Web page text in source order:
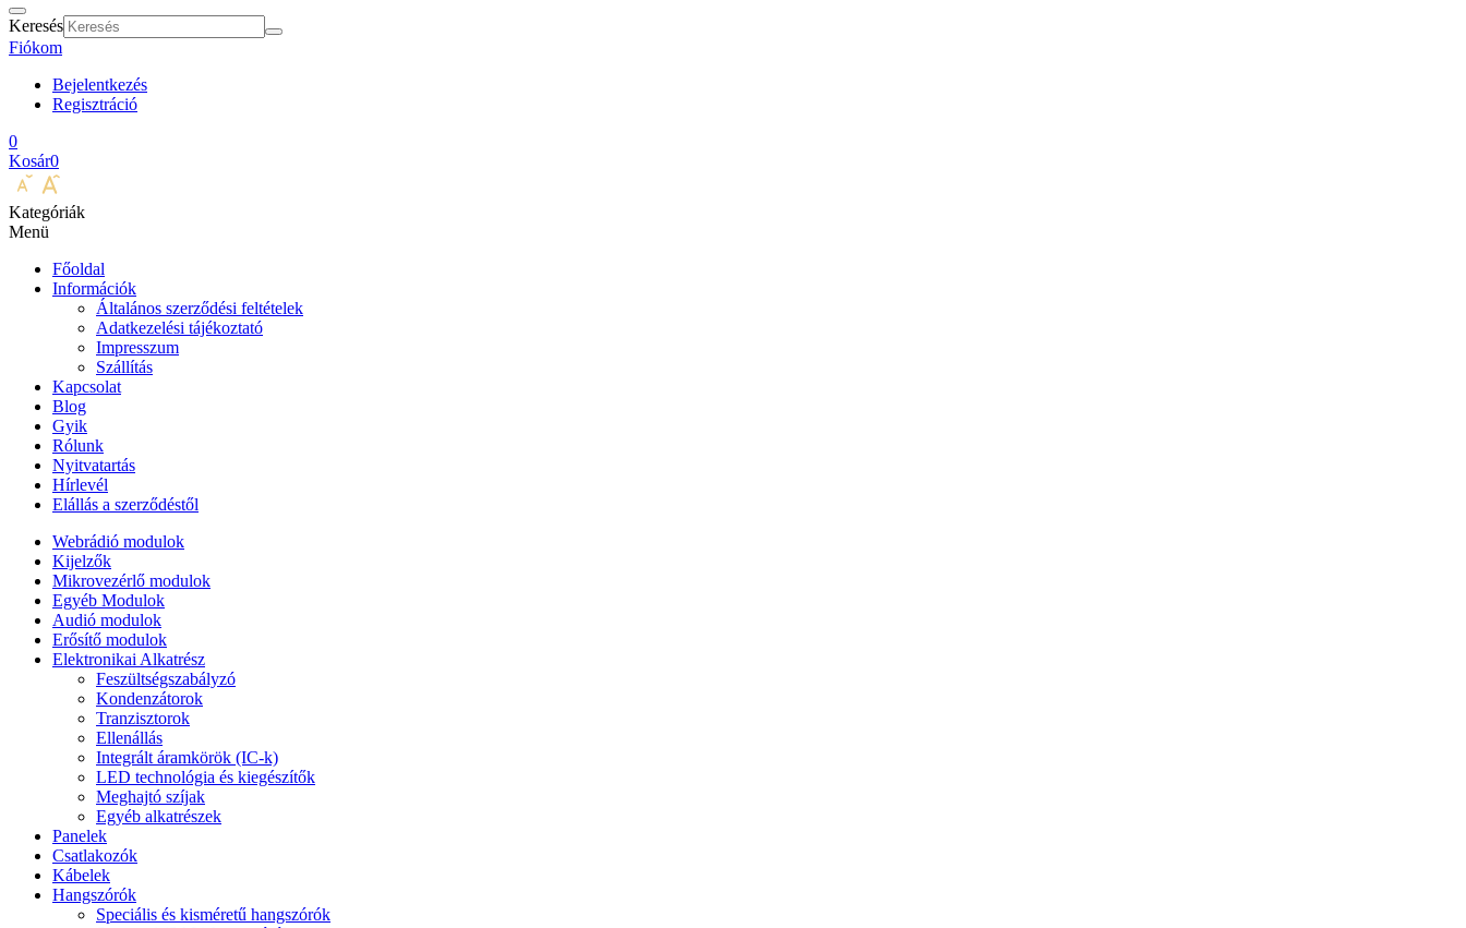
Keresés
Fiókom
Bejelentkezés
Regisztráció
0
Kosár0
Kategóriák
Menü
Főoldal
Információk
Általános szerződési feltételek
Adatkezelési tájékoztató
Impresszum
Szállítás
Kapcsolat
Blog
Gyik
Rólunk
Nyitvatartás
Hírlevél
Elállás a szerződéstől
Webrádió modulok
Kijelzők
Mikrovezérlő modulok
Egyéb Modulok
Audió modulok
Erősítő modulok
Elektronikai Alkatrész
Feszültségszabályzó
Kondenzátorok
Tranzisztorok
Ellenállás
Integrált áramkörök (IC-k)
LED technológia és kiegészítők
Meghajtó szíjak
Egyéb alkatrészek
Panelek
Csatlakozók
Kábelek
Hangszórók
Speciális és kisméretű hangszórók